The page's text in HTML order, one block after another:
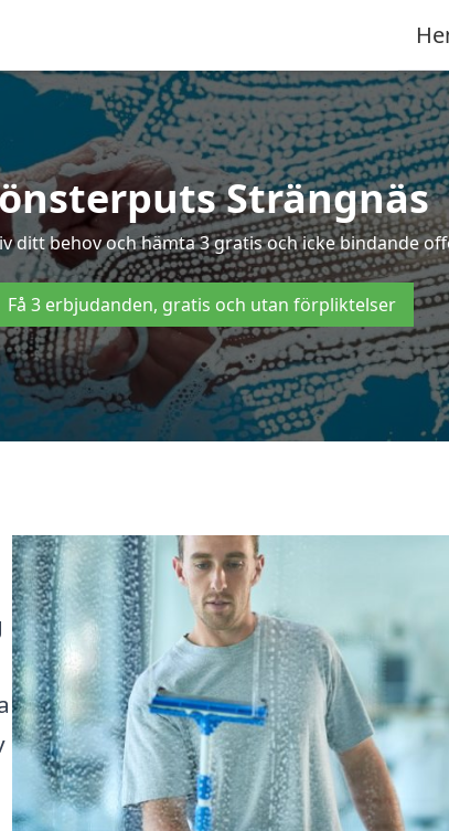
Strängnäs
ditt behov och hämta 3 gratis och icke bindande
Få 3 erbjudanden, gratis och utan förpliktelser